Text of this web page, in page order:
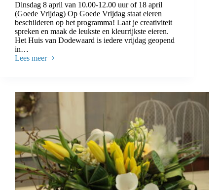
Dinsdag 8 april van 10.00-12.00 uur of 18 april
(Goede Vrijdag) Op Goede Vrijdag staat eieren
beschilderen op het programma! Laat je creativiteit
spreken en maak de leukste en kleurrijkste eieren.
Het Huis van Dodewaard is iedere vrijdag geopend
in…
Lees meer
Eieren
Huis
van
Dodewaard,
doet
u
gezellig
mee?